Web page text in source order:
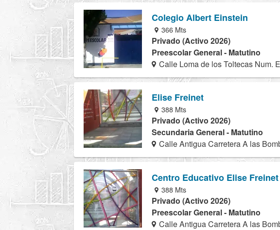
Colegio Albert Einstein
366 Mts
Privado (Activo 2026)
Preescolar General - Matutino
Calle Loma de los Toltecas Num.
Elise Freinet
388 Mts
Privado (Activo 2026)
Secundaria General - Matutino
Calle Antigua Carretera A las
Centro Educativo Elise Freinet
388 Mts
Privado (Activo 2026)
Preescolar General - Matutino
Calle Antigua Carretera A las